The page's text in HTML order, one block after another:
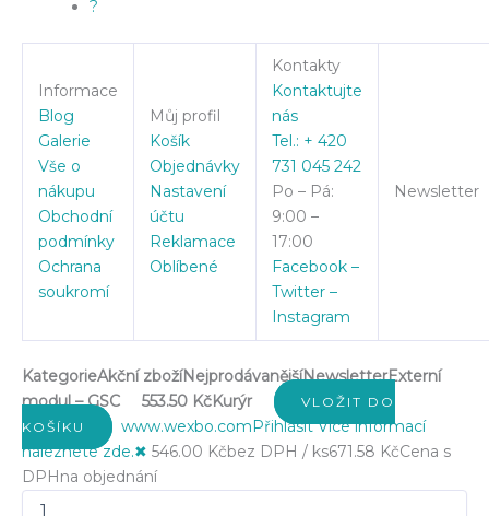
?
Informace
Blog
Galerie
Vše o
nákupu
Obchodní
podmínky
Ochrana
soukromí
Můj profil
Košík
Objednávky
Nastavení
účtu
Reklamace
Oblíbené
Kontakty
Kontaktujte
nás
Tel.: + 420
731 045 242
Po – Pá:
9:00 –
17:00
Facebook –
Twitter –
Instagram
Newsletter
KategorieAkční zbožíNejprodávanějšíNewsletterExterní
modul – GSC
553.50 KčKurýr
VLOŽIT DO
KOŠÍKU
www.wexbo.comPřihlásit Více informací
naleznete zde.✖ 546.00 Kčbez DPH / ks671.58 KčCena s
DPHna objednání